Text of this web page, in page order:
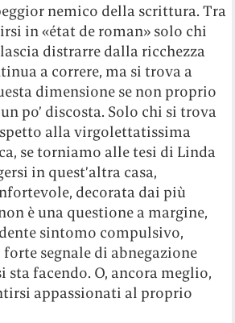
nemico della scrittura. Tra
in «état de roman» solo chi
distrarre dalla ricchezza
a correre, ma si trova a
dimensione se non proprio
po’ discosta. Solo chi si trova
alla virgolettatissima
se torniamo alle tesi di Linda
in quest’altra casa,
decorata dai più
è una questione a margine,
sintomo compulsivo,
segnale di abnegazione
sta facendo. O, ancora meglio,
appassionati al proprio